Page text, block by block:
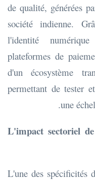
de qualité, générées
société indienne.
l'identité
plateformes de
d'un écosystème
permettant de tester
une
L'impact sectoriel
L'une des spécificités